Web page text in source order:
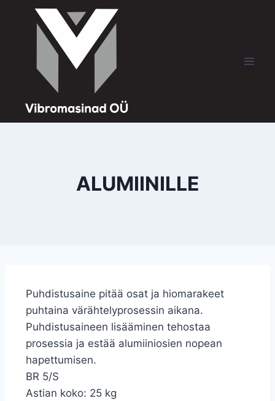
ALUMIINILLE
Puhdistusaine pitää osat ja hiomarakeet
puhtaina värähtelyprosessin aikana.
Puhdistusaineen lisääminen tehostaa
prosessia ja estää alumiiniosien nopean
hapettumisen.
BR 5/S
Astian koko: 25 kg